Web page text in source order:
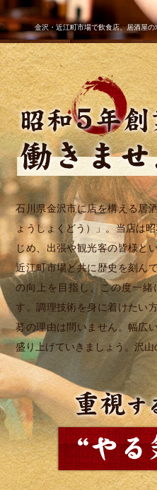
金沢・近江町市場で飲食店、居酒屋
石川県金沢市に店を構える居
ょうしょくどう）」。当店は
じめ、出張や観光客の皆様と
近江町市場と共に歴史を刻ん
の向上を目指し、この度一
す。調理技術を身に着けたい
募の理由は問いません。幅広
盛り上げていきましょう。沢